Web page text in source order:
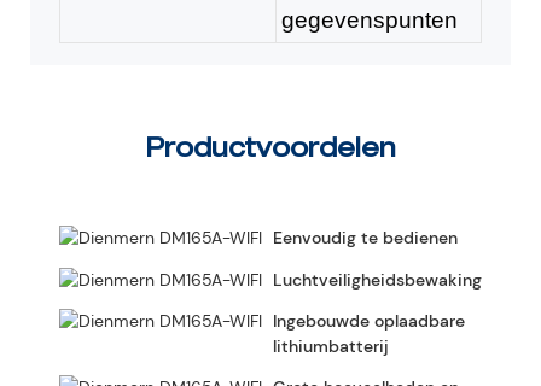
gegevenspunten
Productvoordelen
Eenvoudig te bedienen
Luchtveiligheidsbewaking
Ingebouwde oplaadbare
lithiumbatterij